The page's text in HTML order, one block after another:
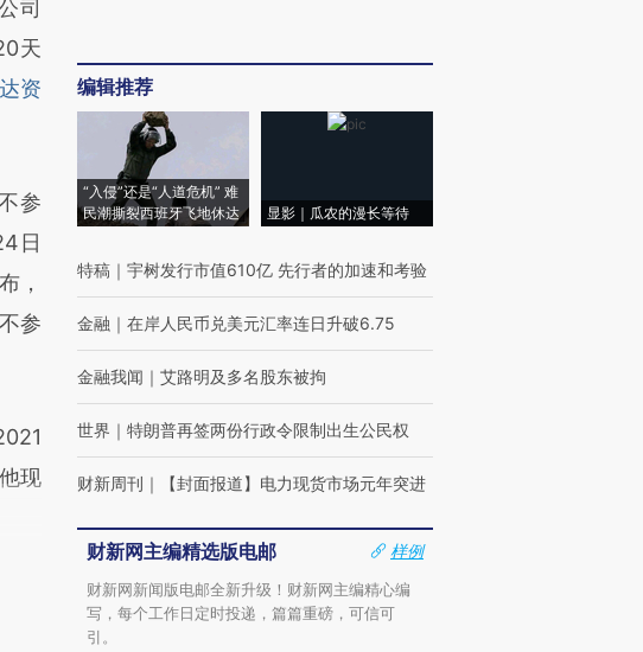
方
而
比
司
天
资
参
日
，
参
现
编辑推荐
“入侵”还是“人道危机” 难
民潮撕裂西班牙飞地休达
显影｜瓜农的漫长等待
特稿 ｜ 宇树发行市值610亿 先行者的加速和考验
金融 ｜ 在岸人民币兑美元汇率连日升破6.75
金融我闻 ｜ 艾路明及多名股东被拘
世界 ｜ 特朗普再签两份行政令限制出生公民权
财新周刊 ｜ 【封面报道】电力现货市场元年突进
财新网主编精选版电邮
样例
财新网新闻版电邮全新升级！财新网主编精心编
写，每个工作日定时投递，篇篇重磅，可信可
引。